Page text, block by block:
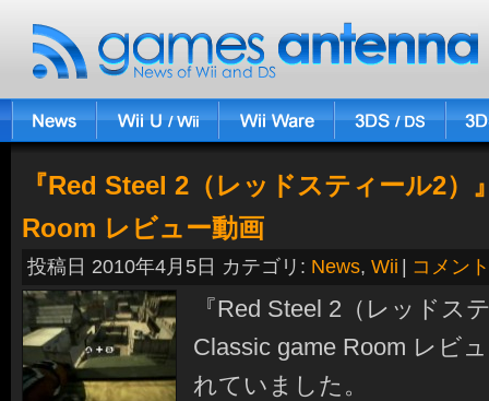
『Red Steel 2（レッドスティール2
Room レビュー動画
投稿日 2010年4月5日 カテゴリ: News, Wii コメン
『Red Steel 2（レッドス
Classic game Room レビ
れていました。